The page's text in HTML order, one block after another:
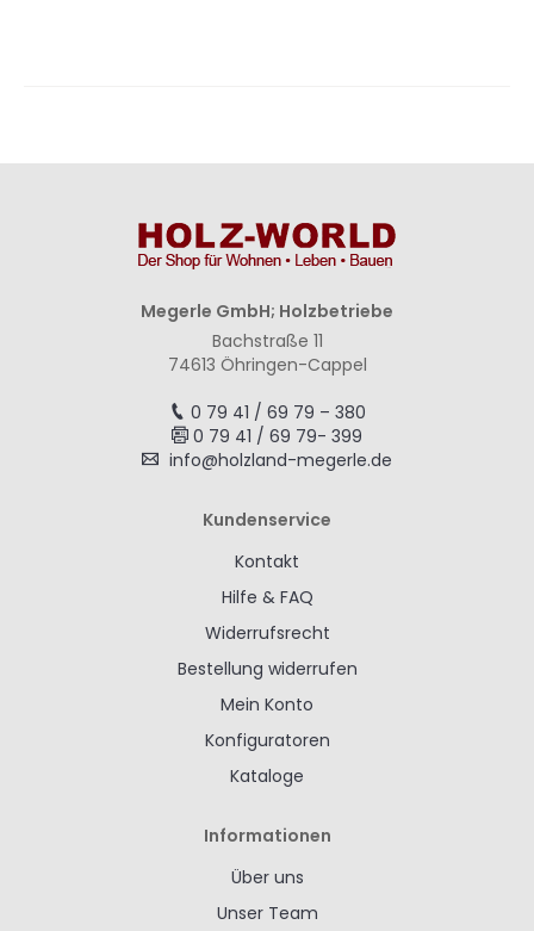
Megerle GmbH; Holzbetriebe
Bachstraße 11
74613 Öhringen-Cappel
0 79 41 / 69 79 – 380
0 79 41 / 69 79- 399
info@holzland-megerle.de
Kundenservice
Kontakt
Hilfe & FAQ
Widerrufsrecht
Bestellung widerrufen
Mein Konto
Konfiguratoren
Kataloge
Informationen
Über uns
Unser Team